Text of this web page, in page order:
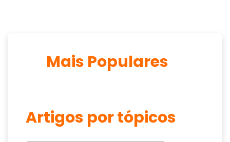
Mais Populares
Artigos por tópicos